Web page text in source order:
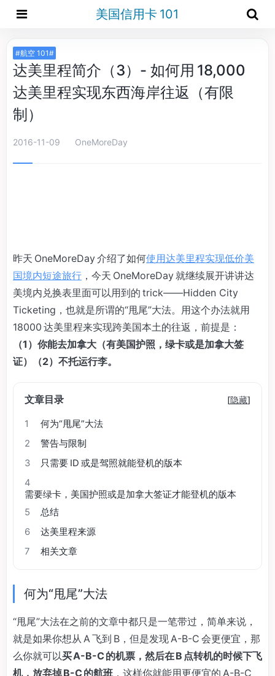
美国信用卡 101
#航空 101#
达美里程简介（3）- 如何用 18,000
达美里程实现东西海岸往返（有限
制）
2016-11-09 OneMoreDay
昨天 OneMoreDay 介绍了如何使用达美里程实现低价美
国境内短途旅行 ，今天 OneMoreDay 就继续展开讲讲达
美境内兑换表里面可以用到的 trick——Hidden City
Ticketing，也就是所谓的“甩尾”大法。用这个办法就用
18000 达美里程来实现跨美国本土的往返，前提是：
（1）你能去加拿大（有美国护照，绿卡或是加拿大签
证）（2）不托运行李。
文章目录 [隐藏]
1
何为“甩尾”大法
2
警告与限制
3
只需要 ID 或是驾照就能登机的版本
4
需要绿卡，美国护照或是加拿大签证才能登机的版本
5
总结
6
达美里程来源
7
相关文章
何为“甩尾”大法
“甩尾”大法在之前的文章中都只是一笔带过，简单来说，
就是如果你想从 A 飞到 B，但是发现 A-B-C 会更便宜，那
么你就可以买 A-B-C 的机票，然后在 B 点转机的时候下飞
机，放弃掉 B-C 的航班 ，这样你就能用更便宜的 A-B-C